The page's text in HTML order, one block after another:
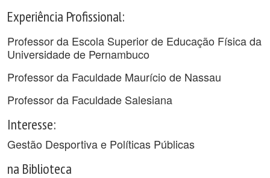
Experiência Profissional:
Professor da Escola Superior de Educação Física da
Universidade de Pernambuco
Professor da Faculdade Maurício de Nassau
Professor da Faculdade Salesiana
Interesse:
Gestão Desportiva e Políticas Públicas
na Biblioteca